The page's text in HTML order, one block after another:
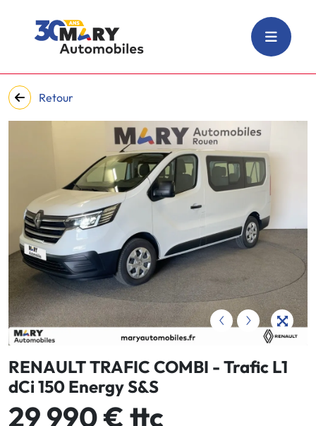
Retour
‹ ›
RENAULT TRAFIC COMBI - Trafic L1
dCi 150 Energy S&S
29 990 € ttc